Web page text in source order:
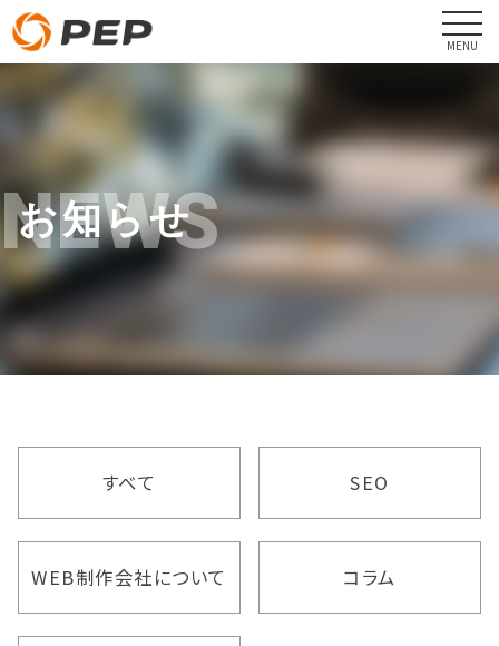
NEWS
お知らせ
すべて SEO
WEB制作会社について コラム